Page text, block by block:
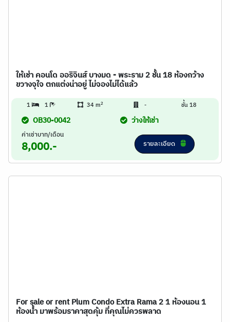
ให้เช่า คอนโด ออริจินส์ บางมด - พระราม 2 ชั้น 18 ห้องกว้าง
ขวางจุใจ ตกแต่งน่าอยู่ ไม่จองไม่ได้แล้ว
1 1 34 m2 - ชั้น 18
OB30-0042 ว่างให้เช่า
ค่าเช่าบาท/เดือน
8,000.- รายละเอียด
For sale or rent Plum Condo Extra Rama 2 1 ห้องนอน 1
ห้องน้ำ มาพร้อมราคาสุดคุ้ม ที่คุณไม่ควรพลาด